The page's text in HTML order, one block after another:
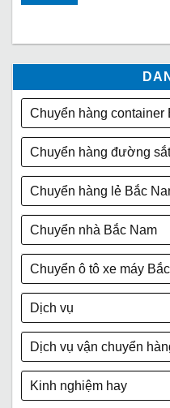
Chuyển hàng container
Chuyển hàng đường
Chuyển hàng lẻ Bắc
Chuyển nhà Bắc Nam
Chuyển ô tô xe máy
Dịch vụ
Dịch vụ vận chuyển
Kinh nghiệm hay